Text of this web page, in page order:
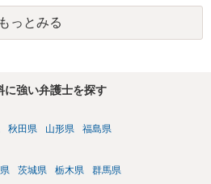
もっとみる
に強い弁護士を探す
秋田県 山形県 福島県
茨城県 栃木県 群馬県